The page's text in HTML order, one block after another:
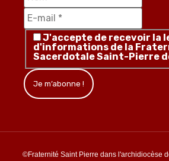
J'accepte de recevoir la
d'informations de la
Sacerdotale Saint-Pierre
©Fraternité Saint Pierre dans l'archidiocèse